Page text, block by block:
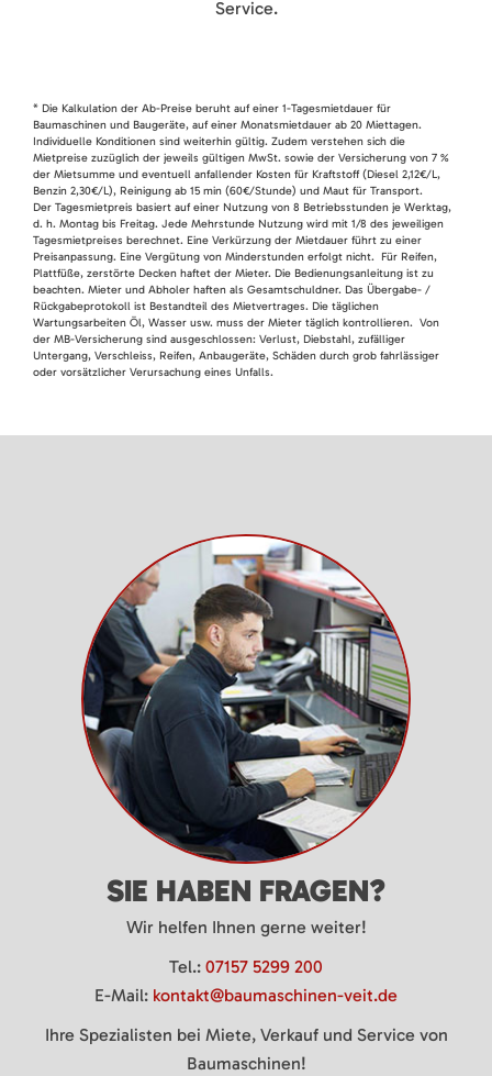
Service.
* Die Kalkulation der Ab-Preise beruht auf einer 1-Tagesmietdauer für
Baumaschinen und Baugeräte, auf einer Monatsmietdauer ab 20 Miettagen.
Individuelle Konditionen sind weiterhin gültig. Zudem verstehen sich die
Mietpreise zuzüglich der jeweils gültigen MwSt. sowie der Versicherung von 7 %
der Mietsumme und eventuell anfallender Kosten für Kraftstoff (Diesel 2,12€/L,
Benzin 2,30€/L), Reinigung ab 15 min (60€/Stunde) und Maut für Transport.
Der Tagesmietpreis basiert auf einer Nutzung von 8 Betriebsstunden je Werktag,
d. h. Montag bis Freitag. Jede Mehrstunde Nutzung wird mit 1/8 des jeweiligen
Tagesmietpreises berechnet. Eine Verkürzung der Mietdauer führt zu einer
Preisanpassung. Eine Vergütung von Minderstunden erfolgt nicht. Für Reifen,
Plattfüße, zerstörte Decken haftet der Mieter. Die Bedienungsanleitung ist zu
beachten. Mieter und Abholer haften als Gesamtschuldner. Das Übergabe- /
Rückgabeprotokoll ist Bestandteil des Mietvertrages. Die täglichen
Wartungsarbeiten Öl, Wasser usw. muss der Mieter täglich kontrollieren. Von
der MB-Versicherung sind ausgeschlossen: Verlust, Diebstahl, zufälliger
Untergang, Verschleiss, Reifen, Anbaugeräte, Schäden durch grob fahrlässiger
oder vorsätzlicher Verursachung eines Unfalls.
SIE HABEN FRAGEN?
Wir helfen Ihnen gerne weiter!
Tel.: 07157 5299 200
E-Mail: kontakt@baumaschinen-veit.de
Ihre Spezialisten bei Miete, Verkauf und Service von
Baumaschinen!